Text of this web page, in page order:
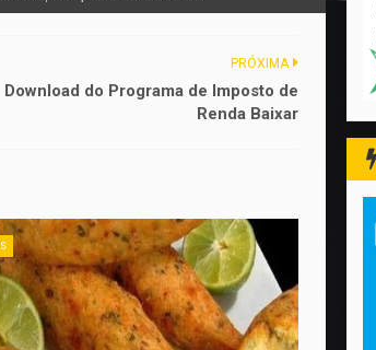
PRÓXIMA
Download do Programa de Imposto de
Renda Baixar